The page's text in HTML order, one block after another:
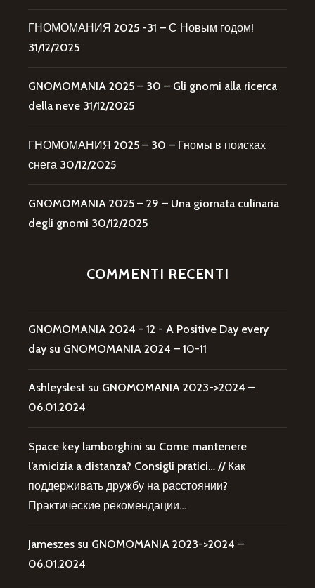
ГНОМОМАНИЯ 2025 -31 – С Новым годом!
31/12/2025
GNOMOMANIA 2025 – 30 – Gli gnomi alla ricerca
della neve 31/12/2025
ГНОМОМАНИЯ 2025 – 30 – Гномы в поисках
снега 30/12/2025
GNOMOMANIA 2025 – 29 – Una giornata culinaria
degli gnomi 30/12/2025
COMMENTI RECENTI
GNOMOMANIA 2024 - 12 - A Positive Day every
day su GNOMOMANIA 2024 – 10-11
Ashleyslest su GNOMOMANIA 2023->2024 –
06.01.2024
Space key lamborghini su Come mantenere
l’amicizia a distanza? Consigli pratici… // Как
поддерживать дружбу на расстоянии?
Практические рекомендации…
Jameszes su GNOMOMANIA 2023->2024 –
06.01.2024